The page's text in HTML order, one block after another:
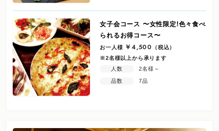
女子会コース 〜女性限定!色々食べ
られるお得コース〜
お一人様 ￥4,500
（税込）
※2名様以上から承ります
人数
2名様～
品数 7品